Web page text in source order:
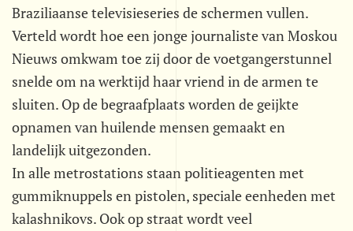
Braziliaanse televisieseries de schermen vullen.
Verteld wordt hoe een jonge journaliste van Moskou
Nieuws omkwam toe zij door de voetgangerstunnel
snelde om na werktijd haar vriend in de armen te
sluiten. Op de begraafplaats worden de geijkte
opnamen van huilende mensen gemaakt en
landelijk uitgezonden.
In alle metrostations staan politieagenten met
gummiknuppels en pistolen, speciale eenheden met
kalashnikovs. Ook op straat wordt veel